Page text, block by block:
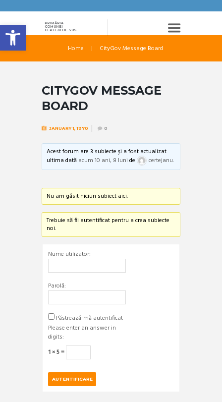
Deschide bara de unelte PRIMĂRIA
COMUNEI
CERTEJU DE SUS
Home CityGov Message Board
CITYGOV MESSAGE
BOARD
JANUARY 1, 1970 0
Acest forum are 3 subiecte și a fost actualizat
ultima dată acum 10 ani, 8 luni de certejanu.
Nu am găsit niciun subiect aici.
Trebuie să fii autentificat pentru a crea subiecte
noi.
Nume utilizator:
Parolă:
Păstrează-mă autentificat
Please enter an answer in
digits:
1 × 5 =
AUTENTIFICARE